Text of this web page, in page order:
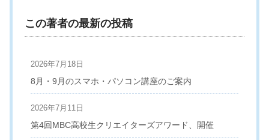
この著者の最新の投稿
2026年7月18日
8月・9月のスマホ・パソコン講座のご案内
2026年7月11日
第4回MBC高校生クリエイターズアワード、開催